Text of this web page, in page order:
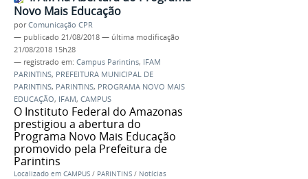
Novo Mais Educação
porComunicação CPR
— publicado 21/08/2018 — última modificação
21/08/2018 15h28
— registrado em: Campus Parintins, IFAM
PARINTINS, PREFEITURA MUNICIPAL DE
PARINTINS, PARINTINS, PROGRAMA NOVO MAIS
EDUCAÇÃO, IFAM, CAMPUS
O Instituto Federal do Amazonas
prestigiou a abertura do
Programa Novo Mais Educação
promovido pela Prefeitura de
Parintins
Localizado em CAMPUS / PARINTINS / Notícias